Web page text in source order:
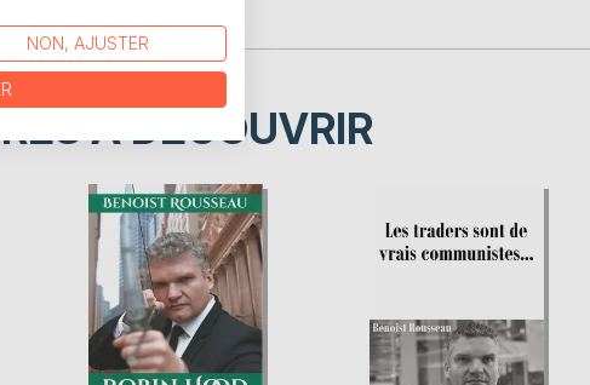
À DÉCOUVRIR
NON, AJUSTER